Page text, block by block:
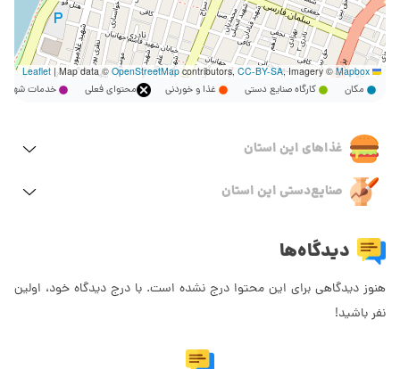
Leaflet
|Map data © OpenStreetMapcontributors, CC-BY-SA, Imagery ©Mapbox
مکان کارگاه صنایع دستی غذا و خوردنی محتوای فعلی خدمات
غذاهای این استان
صنایع‌دستی این استان
دیدگاه‌ها
هنوز دیدگاهی برای این محتوا درج نشده است. با درج دیدگاه خود، اولین
نفر باشید!